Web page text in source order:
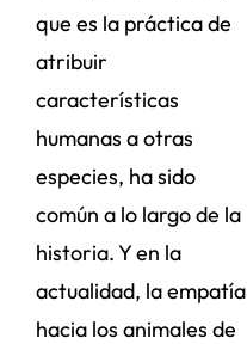
que es la práctica de
atribuir
características
humanas a otras
especies, ha sido
común a lo largo de la
historia. Y en la
actualidad, la empatía
hacia los animales de